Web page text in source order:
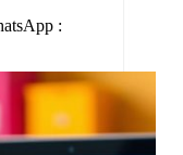
: